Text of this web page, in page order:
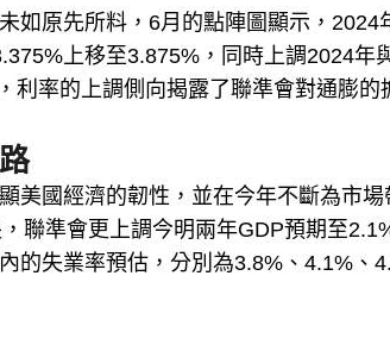
如原先所料，6月的點陣圖顯示，
上移至3.875%，同時上調2024年
利率的上調側向揭露了聯準會對通膨的
美國經濟的韌性，並在今年不斷為市
聯準會更上調今明兩年GDP預期至
的失業率預估，分別為3.8%、4.1%、